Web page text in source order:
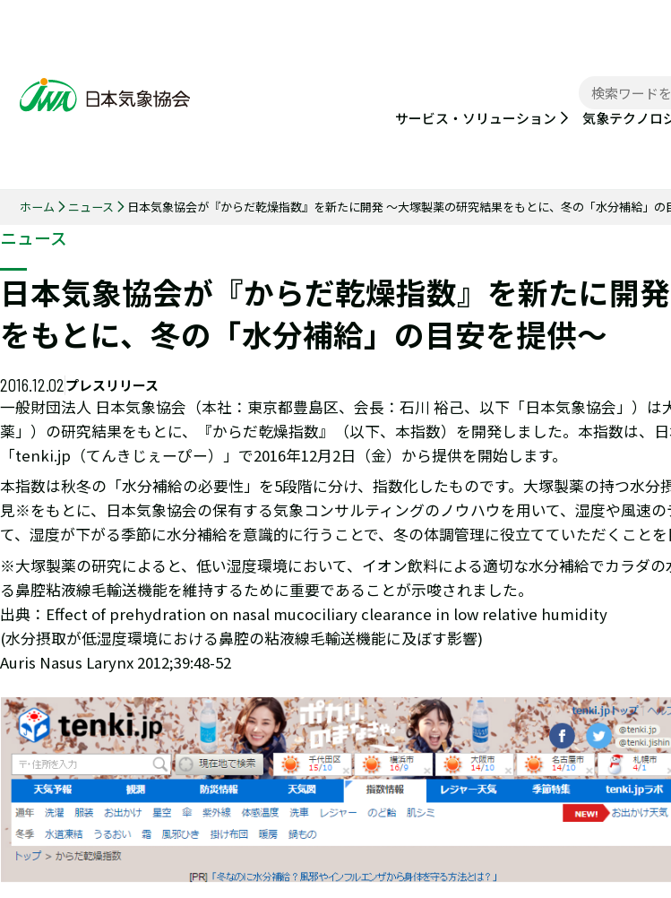
サービス・ソリューション
気象テクノロ
ホーム ニュース 日本気象協会が『からだ乾燥指数』を新たに開発 ～大塚製薬の研究結果をもとに、冬の「水分補給」の
ニュース
日本気象協会が『からだ乾燥指数』を新たに開
をもとに、冬の「水分補給」の目安を提供～
2016.12.02プレスリリース
一般財団法人 日本気象協会（本社：東京都豊島区、会長：石川 裕己、以下「日本気象協会」）
薬」）の研究結果をもとに、『からだ乾燥指数』（以下、本指数）を開発しました。本指数は、
「tenki.jp（てんきじぇーぴー）」で2016年12月2日（金）から提供を開始します。
本指数は秋冬の「水分補給の必要性」を5段階に分け、指数化したものです。大塚製薬の持つ水
見※をもとに、日本気象協会の保有する気象コンサルティングのノウハウを用いて、湿度や風速
て、湿度が下がる季節に水分補給を意識的に行うことで、冬の体調管理に役立てていただくことを
※大塚製薬の研究によると、低い湿度環境において、イオン飲料による適切な水分補給でカラダ
る鼻腔粘液線毛輸送機能を維持するために重要であることが示唆されました。
出典：Effect of prehydration on nasal mucociliary clearance in low relative humidity
(水分摂取が低湿度環境における鼻腔の粘液線毛輸送機能に及ぼす影響)
Auris Nasus Larynx 2012;39:48-52